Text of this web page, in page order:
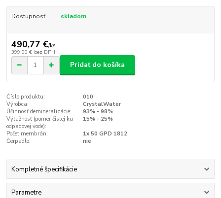
Dostupnosť skladom
490,77 €/ks
399,00 € bez DPH
Pridať do košíka
Číslo produktu:
010
Výrobca:
CrystalWater
Účinnosť demineralizácie:
93% - 98%
Výťažnosť (pomer čistej ku
odpadovej vode):
15% - 25%
Počet membrán:
1x 50 GPD 1812
Čerpadlo:
nie
Kompletné špecifikácie
Parametre